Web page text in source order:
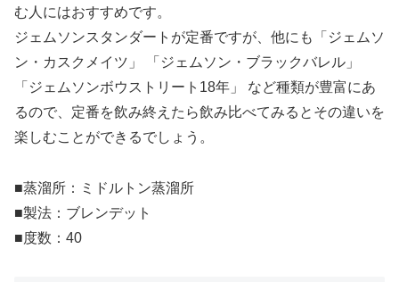
む人にはおすすめです。
ジェムソンスタンダートが定番ですが、他にも「ジェムソ
ン・カスクメイツ」 「ジェムソン・ブラックバレル」
「ジェムソンボウストリート18年」 など種類が豊富にあ
るので、定番を飲み終えたら飲み比べてみるとその違いを
楽しむことができるでしょう。
■蒸溜所：ミドルトン蒸溜所
■製法：ブレンデット
■度数：40